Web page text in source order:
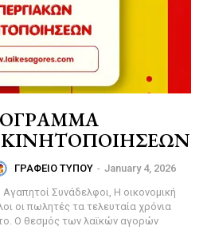
ΓΡΑΦΕΙΟ ΤΥΠΟΥ - January 4, 2026
Συνάδελφοι, Η οικονομική
οι πωλητές τα τελευταία χρόνια